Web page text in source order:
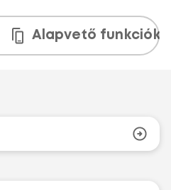
Alapvető funkciók